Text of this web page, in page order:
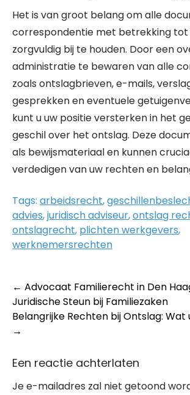
Het is van groot belang om alle
correspondentie met betrekking
zorgvuldig bij te houden. Door een
administratie te bewaren van alle
zoals ontslagbrieven, e-mails,
gesprekken en eventuele
kunt u uw positie versterken in het
geschil over het ontslag. Deze
als bewijsmateriaal en kunnen
verdedigen van uw rechten en
Tags: arbeidsrecht,
advies,juridisch adviseur,ontslag
ontslagrecht, plichten werkgevers,
werknemersrechten
Post
navigation
← Advocaat Familierecht in Den
Juridische Steun bij Familiezaken
Belangrijke Rechten bij Ontslag:
→
Een reactie achterlaten
Je e-mailadres zal niet getoond